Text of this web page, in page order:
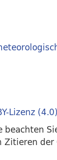
Lizenz (4.0)
beachten
Zitieren der